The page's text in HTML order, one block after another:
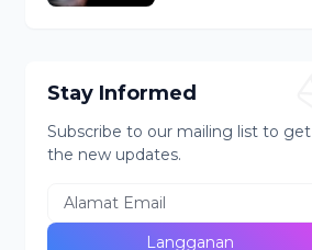
Stay Informed
Subscribe to our mailing list to get
the new updates.